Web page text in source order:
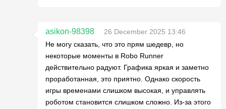
asikon-98398
26 December 2025 13:46
Не могу сказать, что это прям шедевр, но
некоторые моменты в Robo Runner
действительно радуют. Графика яркая и заметно
проработанная, это приятно. Однако скорость
игры временами слишком высокая, и управлять
роботом становится слишком сложно. Из-за этого